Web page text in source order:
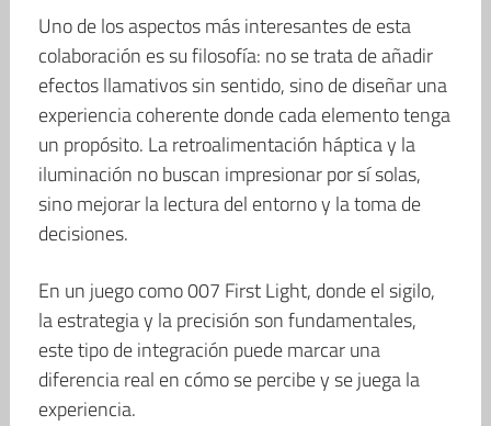
Uno de los aspectos más interesantes de esta
colaboración es su filosofía: no se trata de añadir
efectos llamativos sin sentido, sino de diseñar una
experiencia coherente donde cada elemento tenga
un propósito. La retroalimentación háptica y la
iluminación no buscan impresionar por sí solas,
sino mejorar la lectura del entorno y la toma de
decisiones.
En un juego como 007 First Light, donde el sigilo,
la estrategia y la precisión son fundamentales,
este tipo de integración puede marcar una
diferencia real en cómo se percibe y se juega la
experiencia.